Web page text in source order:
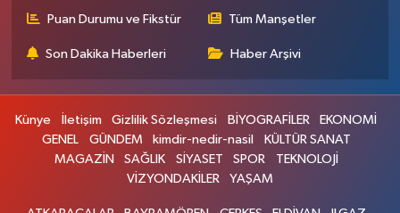
Puan Durumu ve Fikstür Tüm Manşetler
Son Dakika Haberleri Haber Arşivi
Künye İletişim Gizlilik Sözleşmesi BİYOGRAFİLER
EKONOMİ
GENEL
GÜNDEM kimdir-nedir-nasil
KÜLTÜR SANAT
MAGAZİN
SAĞLIK SİYASET SPOR
TEKNOLOJİ
VİZYONDAKİLER
YAŞAM